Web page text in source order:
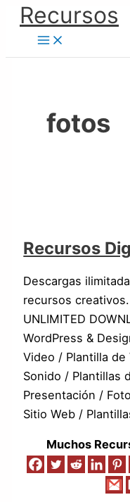
contenido
Recursos
fotos
Recursos
Descargas
recursos
UNLIMITED
WordPress &
Video / Plantilla
Sonido / Plantillas
Presentación /
Sitio Web /
Muchos
Recursos
Digitales
Creativos